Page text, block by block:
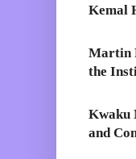
Kemal
Martin
the
Kwaku
and